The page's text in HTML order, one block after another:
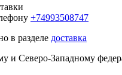
+74993508747
в разделе доставка
и Северо-Западному